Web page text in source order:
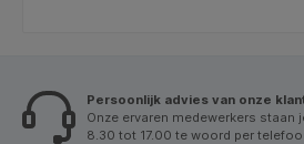
Persoonlijk advies van onze
Onze ervaren medewerkers staan
8.30 tot 17.00 te woord per